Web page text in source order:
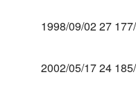
1998/09/0227
2002/05/1724